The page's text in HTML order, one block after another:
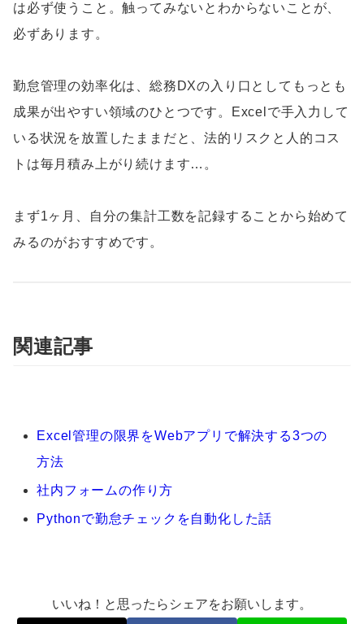
は必ず使うこと。触ってみないとわからないことが、
必ずあります。
勤怠管理の効率化は、総務DXの入り口としてもっとも
成果が出やすい領域のひとつです。Excelで手入力して
いる状況を放置したままだと、法的リスクと人的コス
トは毎月積み上がり続けます…。
まず1ヶ月、自分の集計工数を記録することから始めて
みるのがおすすめです。
関連記事
Excel管理の限界をWebアプリで解決する3つの
方法
社内フォームの作り方
Pythonで勤怠チェックを自動化した話
いいね！と思ったらシェアをお願いします。